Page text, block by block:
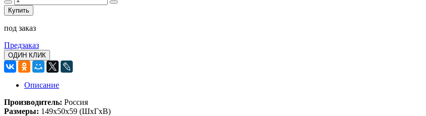
Купить
под заказ
Предзаказ
ОДИН КЛИК
Описание
Производитель: Россия
Размеры: 149x50x59 (ШхГхВ)